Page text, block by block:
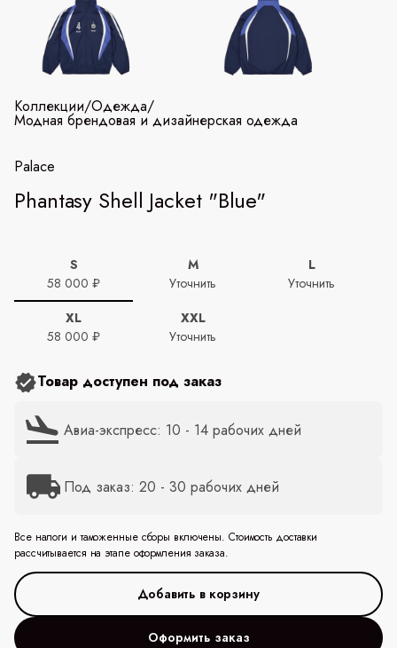
Коллекции/Одежда/
Модная брендовая и дизайнерская одежда
Palace
Phantasy Shell Jacket "Blue"
S
58 000 ₽
M
Уточнить
L
Уточнить
XL
58 000 ₽
XXL
Уточнить
Товар доступен под заказ
Авиа-экспресс: 10 - 14 рабочих дней
Под заказ: 20 - 30 рабочих дней
Все налоги и таможенные сборы включены. Стоимость доставки
рассчитывается на этапе оформления заказа.
Оформить заказ